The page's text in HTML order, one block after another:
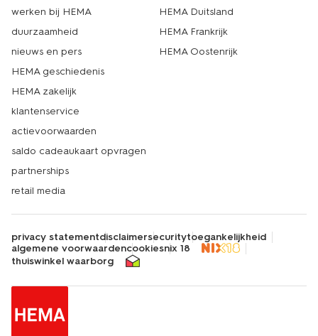
werken bij HEMA
duurzaamheid
nieuws en pers
HEMA geschiedenis
HEMA zakelijk
klantenservice
actievoorwaarden
saldo cadeaukaart opvragen
partnerships
retail media
HEMA Duitsland
HEMA Frankrijk
HEMA Oostenrijk
privacy statementdisclaimersecuritytoegankelijkheid
algemene voorwaardencookiesnix 18
thuiswinkel waarborg